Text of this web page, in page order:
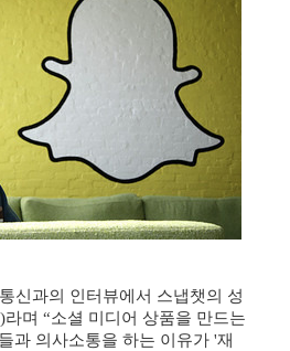
통신과의 인터뷰에서 스냅챗의 성
라며 “소셜 미디어 상품을 만드는
과 의사소통을 하는 이유가 '재